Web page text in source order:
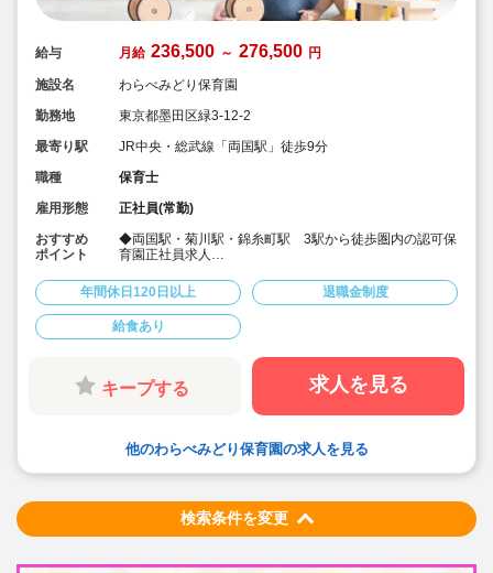
給与 月給 236,500 ～ 276,500 円
施設名
わらべみどり保育園
勤務地
東京都墨田区緑3-12-2
最寄り駅
JR中央・総武線「両国駅」徒歩9分
職種
保育士
雇用形態
正社員(常勤)
おすすめ
ポイント
◆両国駅・菊川駅・錦糸町駅 3駅から徒歩圏内の認可保
育園正社員求人
できるよう保育しております♪
◆月給23.6万～、賞与実績3.85ヶ月
◆宿舎借り上げ制度利用可♪
◆各種手当や退職金共済等福利厚生も充実♪
年間休日120日以上 退職金制度
給食あり
キープする 求人を見る
他のわらべみどり保育園の求人を見る
検索条件を変更